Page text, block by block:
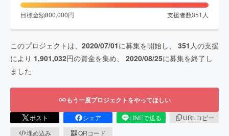
目標金額800,000円 支援者数351 人
このプロジェクトは、 2020/07/01に募集を開始し、 351 人の支援
により 1,901,032円の資金を集め、 2020/08/25に募集を終了し
ました
もう一度プロジェクトをやってほしい
ポスト シェア LINEで送る
URLコピー
埋め込み
QRコード